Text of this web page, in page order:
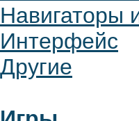
Навигаторы
Интерфейс
Другие